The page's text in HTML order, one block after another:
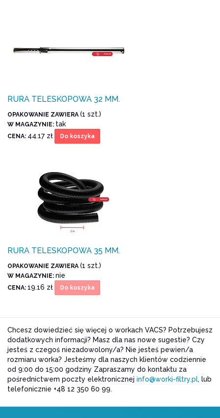
RURA TELESKOPOWA 32 MM.
OPAKOWANIE ZAWIERA (1 szt.)
W MAGAZYNIE: tak
CENA: 44.17 zł Do koszyka
RURA TELESKOPOWA 35 MM.
OPAKOWANIE ZAWIERA (1 szt.)
W MAGAZYNIE: nie
CENA: 19.16 zł Do koszyka
Chcesz dowiedzieć się więcej o workach VACS? Potrzebujesz
dodatkowych informacji? Masz dla nas nowe sugestie? Czy
jesteś z czegoś niezadowolony/a? Nie jesteś pewien/a
rozmiaru worka? Jesteśmy dla naszych klientów codziennie
od 9:00 do 15:00 godziny Zapraszamy do kontaktu za
pośrednictwem poczty elektronicznej info@worki-filtry.pl, lub
telefonicznie +48 12 350 60 99.